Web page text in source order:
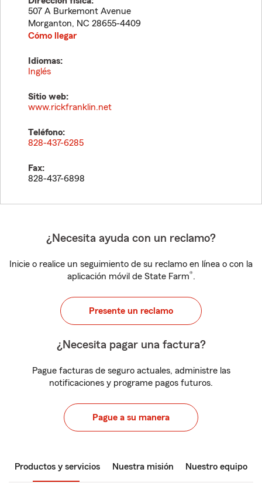
507 A Burkemont Avenue
Morganton, NC 28655-4409
Cómo llegar
Idiomas:
Inglés
Sitio web:
www.rickfranklin.net
Teléfono:
828-437-6285
Fax:
828-437-6898
¿Necesita ayuda con un reclamo?
Inicie o realice un seguimiento de su reclamo en línea o con la
aplicación móvil de State Farm®.
Presente un reclamo
¿Necesita pagar una factura?
Pague facturas de seguro actuales, administre las
notificaciones y programe pagos futuros.
Pague a su manera
Productos y servicios Nuestra misión Nuestro equipo